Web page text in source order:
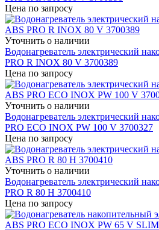
Цена по запросу
Уточнить о наличии
Водонагреватель электрический
PRO R INOX 80 V 3700389
Цена по запросу
Уточнить о наличии
Водонагреватель электрический
PRO ECO INOX PW 100 V 3700327
Цена по запросу
Уточнить о наличии
Водонагреватель электрический
PRO R 80 H 3700410
Цена по запросу